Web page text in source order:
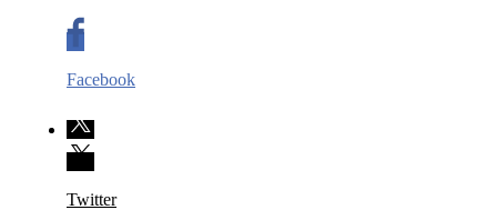
Facebook
Twitter